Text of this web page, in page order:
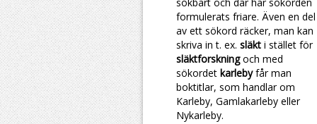
formulerats friare. Även en del
av ett sökord räcker, man kan
skriva in t. ex. släkt i stället för
släktforskningoch med
sökordet karlebyfår man
boktitlar, som handlar om
Karleby, Gamlakarleby eller
Nykarleby.